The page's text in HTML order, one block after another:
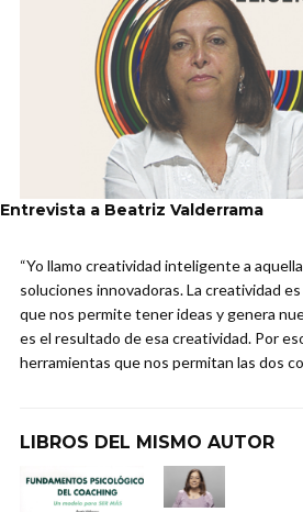
Entrevista a Beatriz Valderrama
“Yo llamo creatividad inteligente a
soluciones innovadoras. La creatividad
que nos permite tener ideas y genera
es el resultado de esa creatividad. Por
herramientas que nos permitan las dos
LIBROS DEL MISMO AUTOR